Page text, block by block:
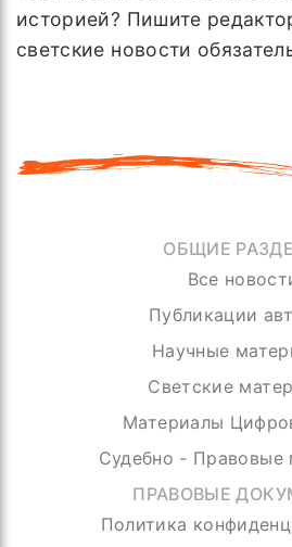
историей? Пишите
светские новости
ОБЩИЕ
Все
Публикации
Научные
Светские
Материалы
Судебно - Правовые
ПРАВОВЫЕ
Политика